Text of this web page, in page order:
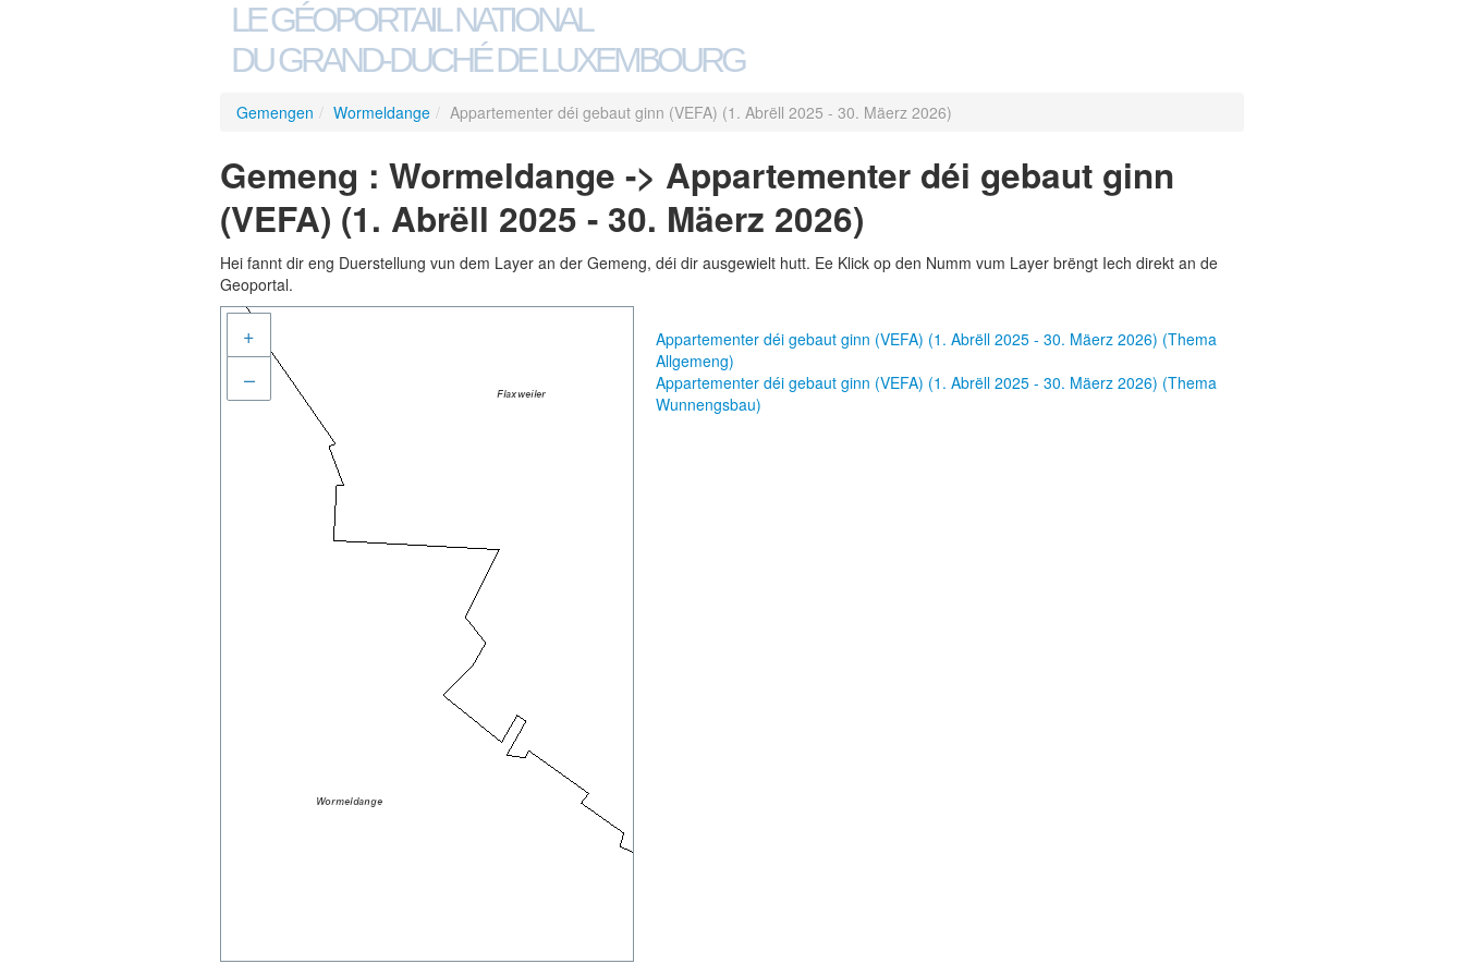
LE GÉOPORTAIL NATIONAL
DU GRAND-DUCHÉ DE LUXEMBOURG
Gemengen / Wormeldange / Appartementer déi gebaut ginn (VEFA) (1. Abrëll 2025 - 30. Mäerz 2026)
Gemeng : Wormeldange -> Appartementer déi gebaut ginn
(VEFA) (1. Abrëll 2025 - 30. Mäerz 2026)
Hei fannt dir eng Duerstellung vun dem Layer an der Gemeng, déi dir ausgewielt hutt. Ee Klick op den Numm vum Layer brëngt Iech direkt an de
Geoportal.
+
–
Appartementer déi gebaut ginn (VEFA) (1. Abrëll 2025 - 30. Mäerz 2026) (Thema
Allgemeng)
Appartementer déi gebaut ginn (VEFA) (1. Abrëll 2025 - 30. Mäerz 2026) (Thema
Wunnengsbau)